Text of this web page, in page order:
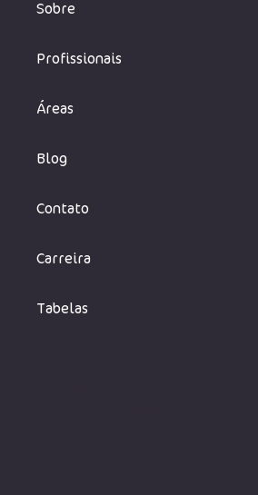
Sobre
Profissionais
Áreas
Blog
Contato
Carreira
Tabelas